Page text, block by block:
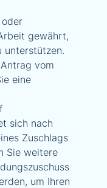
gewährt,
unterstützen.
vom
eine
sich nach
Zuschlags
Sie weitere
um Ihren